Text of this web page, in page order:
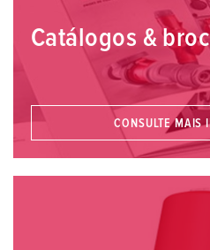
Catálogos &
CONSULTE MAIS